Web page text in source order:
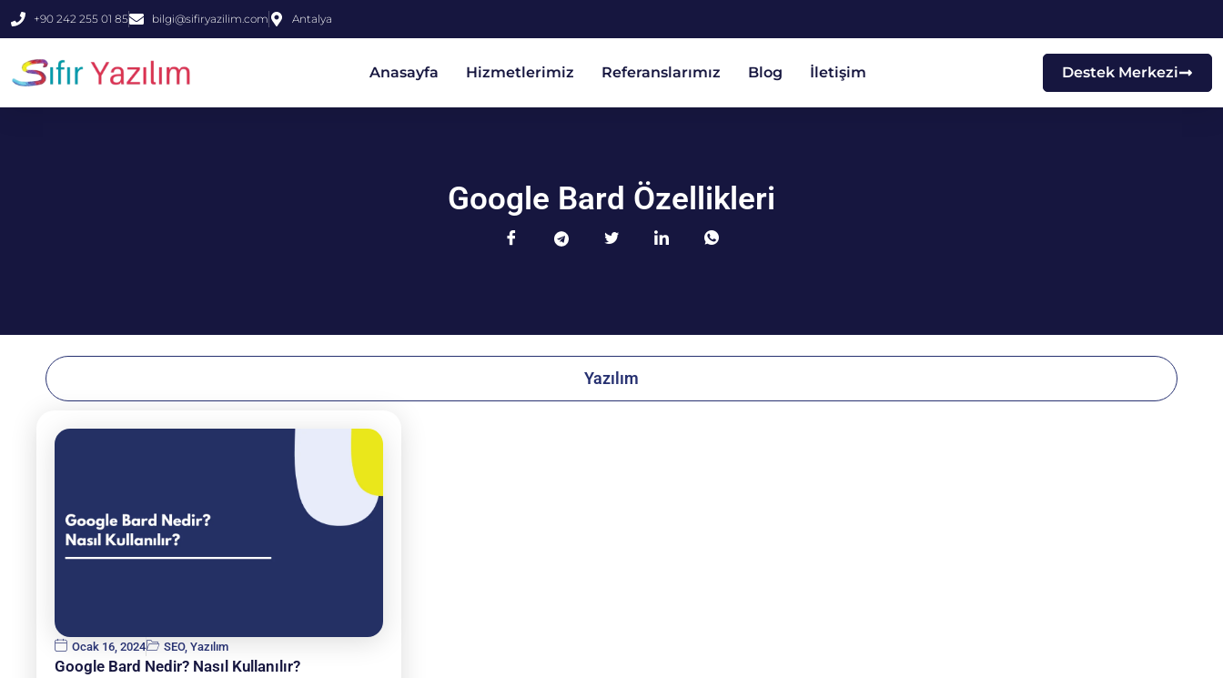
+90 242 255 01 85 bilgi@sifiryazilim.com Antalya
Anasayfa Hizmetlerimiz Referanslarımız Blog İletişim Destek Merkezi
Google Bard Özellikleri
Yazılım
Ocak 16, 2024 SEO,Yazılım
Google Bard Nedir? Nasıl Kullanılır?